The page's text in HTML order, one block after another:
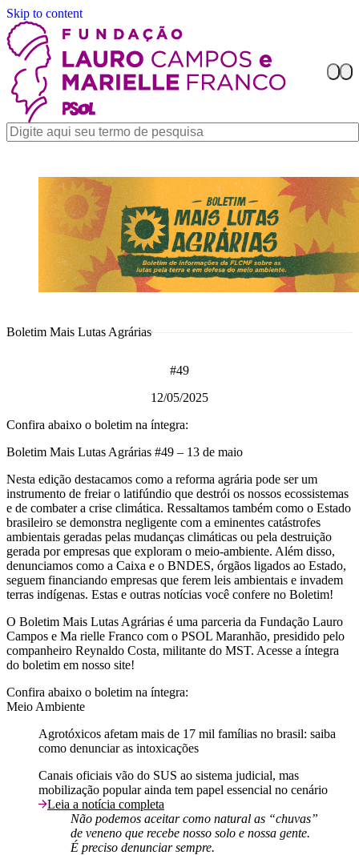
Skip to content
Boletim Mais Lutas Agrárias
#49
12/05/2025
Confira abaixo o boletim na íntegra:
Boletim Mais Lutas Agrárias #49 – 13 de maio
Nesta edição destacamos como a reforma agrária pode ser um
instrumento de freiar o latifúndio que destrói os nossos ecossistemas
e de combater a crise climática. Ressaltamos também como o Estado
brasileiro se demonstra negligente com a eminentes catástrofes
ambientais geradas pelas mudanças climáticas ou pela destruição
gerada por empresas que exploram o meio-ambiente. Além disso,
denunciamos como a Caixa e o BNDES, órgãos ligados ao Estado,
seguem financiando empresas que ferem leis ambientais e invadem
terras indígenas. Estas e outras notícias você confere no Boletim!
O Boletim Mais Lutas Agrárias é uma parceria da Fundação Lauro
Campos e Ma rielle Franco com o PSOL Maranhão, presidido pelo
companheiro Reynaldo Costa, militante do MST. Acesse a íntegra
do boletim em nosso site!
Confira abaixo o boletim na íntegra:
Meio Ambiente
Agrotóxicos afetam mais de 17 mil famílias no brasil: saiba
como denunciar as intoxicações
Canais oficiais vão do SUS ao sistema judicial, mas
mobilização popular ainda tem papel essencial no cenário
Leia a notícia completa
Não podemos aceitar como natural as “chuvas”
de veneno que recebe nosso solo e nossa gente.
É preciso denunciar sempre.